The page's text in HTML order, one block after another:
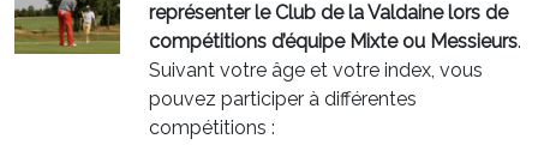
représenter le Club de la Valdaine lors de
compétitions d’équipe Mixte ou Messieurs.
Suivant votre âge et votre index, vous
pouvez participer à différentes
compétitions :